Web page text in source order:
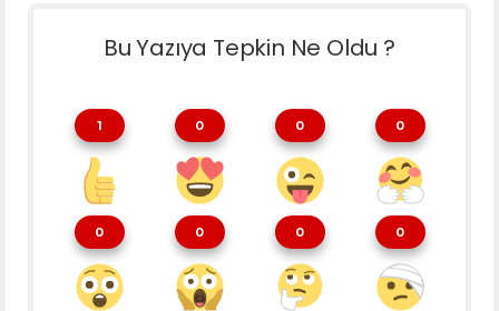
Bu Yazıya Tepkin Ne Oldu ?
1 0 0 0
0 0 0 0